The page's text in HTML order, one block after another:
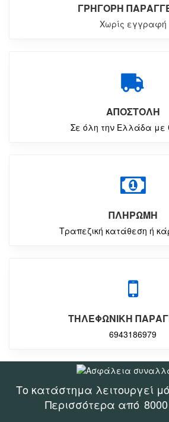
ΓΡΗΓΟΡΗ
Χωρίς εγγραφή
ΑΠΟΣΤΟΛΗ
Σε όλη την Ελλάδα με
ΠΛΗΡΩΜΗ
Τραπεζική κατάθεση ή
ΤΗΛΕΦΩΝΙΚΗ
6943186979
Το κατάστημα λειτουργεί
Περισσότερα από 8000